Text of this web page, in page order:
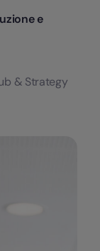
e
& Strategy